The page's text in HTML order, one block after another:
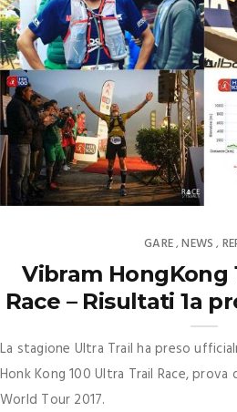
GARE,NEWS ,
Vibram HongKong
Race – Risultati 1a
La stagione Ultra Trail ha preso
Honk Kong 100 Ultra Trail Race,
World Tour 2017.